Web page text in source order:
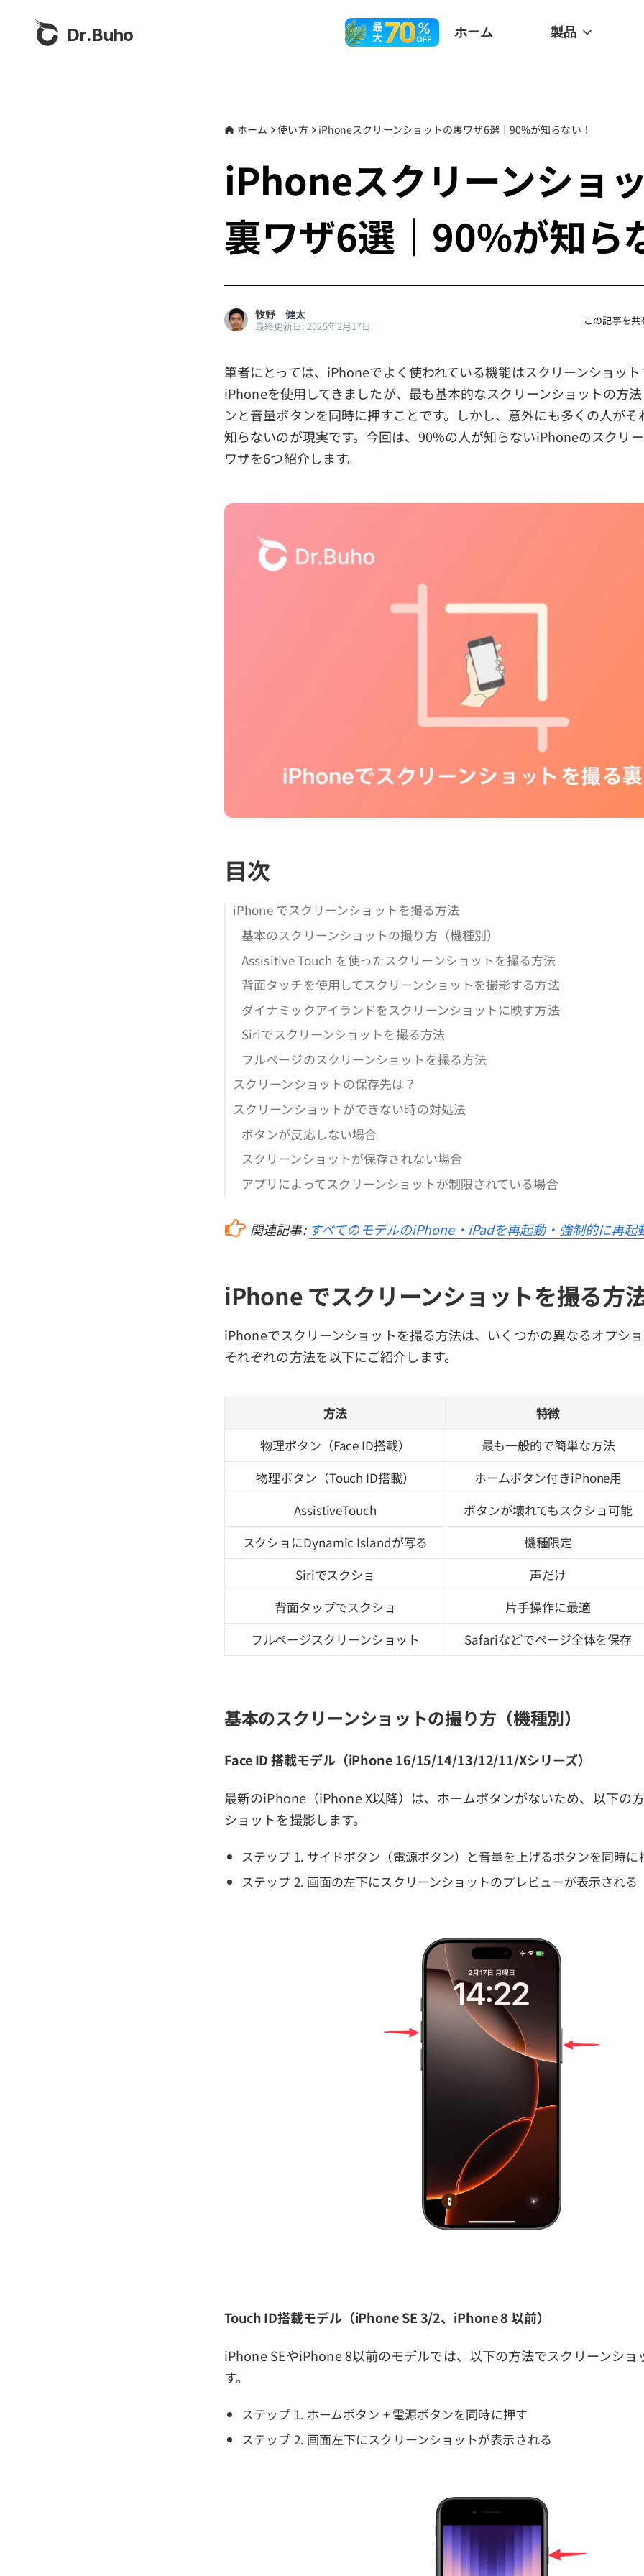
Dr.Buho ホーム 製品
ホーム 使い方 iPhoneスクリーンショットの裏ワザ6選｜90%が知らない！
iPhoneスクリーンショ
裏ワザ6選｜90%が知ら
牧野 健太
最終更新日: 2025年2月17日 この記事を共
筆者にとっては、iPhoneでよく使われている機能はスクリーンショット
iPhoneを使用してきましたが、最も基本的なスクリーンショットの方
ンと音量ボタンを同時に押すことです。しかし、意外にも多くの人がそ
知らないのが現実です。今回は、90%の人が知らないiPhoneのスクリ
ワザを6つ紹介します。
目次
iPhone でスクリーンショットを撮る方法
基本のスクリーンショットの撮り方（機種別）
Assisitive Touch を使ったスクリーンショットを撮る方法
背面タッチを使用してスクリーンショットを撮影する方法
ダイナミックアイランドをスクリーンショットに映す方法
Siriでスクリーンショットを撮る方法
フルページのスクリーンショットを撮る方法
スクリーンショットの保存先は？
スクリーンショットができない時の対処法
ボタンが反応しない場合
スクリーンショットが保存されない場合
アプリによってスクリーンショットが制限されている場合
関連記事: すべてのモデルのiPhone・iPadを再起動・強制的に再起
iPhone でスクリーンショットを撮る方
iPhoneでスクリーンショットを撮る方法は、いくつかの異なるオプショ
それぞれの方法を以下にご紹介します。
方法 特徴
物理ボタン（Face ID搭載）
最も一般的で簡単な方法
物理ボタン（Touch ID搭載）
ホームボタン付きiPhone用
AssistiveTouch
ボタンが壊れてもスクショ可能
スクショにDynamic Islandが写る
機種限定
Siriでスクショ
声だけ
背面タップでスクショ
片手操作に最適
フルページスクリーンショット
Safariなどでページ全体を保存
基本のスクリーンショットの撮り方（機種別）
Face ID 搭載モデル（iPhone 16/15/14/13/12/11/Xシリーズ）
最新のiPhone（iPhone X以降）は、ホームボタンがないため、以下の
ショットを撮影します。
ステップ 1. サイドボタン（電源ボタン）と音量を上げるボタンを同時に
ステップ 2. 画面の左下にスクリーンショットのプレビューが表示される
Touch ID搭載モデル（iPhone SE 3/2、iPhone 8 以前）
iPhone SEやiPhone 8以前のモデルでは、以下の方法でスクリーンショ
す。
ステップ 1. ホームボタン + 電源ボタンを同時に押す
ステップ 2. 画面左下にスクリーンショットが表示される